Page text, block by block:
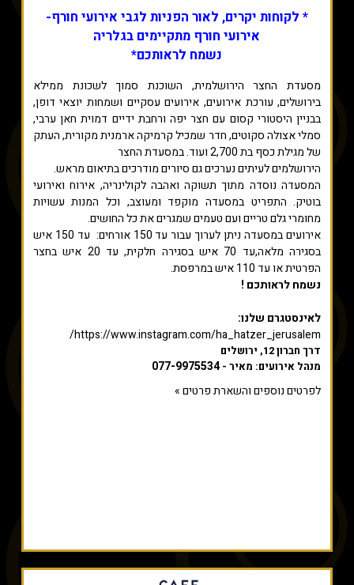
* לקוחות יקרים, לאור הפניות לגבי אירועי חורף-
אירועי חורף מתקיימים בגלריה
נשמח לראותכם*
מסעדת החצר הירושלמית, השוכנת סמוך לשכונת ממילא
בירושלים, עורכת אירועים, אירועים עסקיים ושמחות יוצאי דופן,
בבניין היסטורי קסום עם חצר יפה ורחבת ידיים דמוית חאן ערבי,
סמלי אצולה סקוטים, חדר שמכיל קרמיקה ארמנית מקורית, העתק
של מגילת כסף בת 2,700 ועוד. במסעדת החצר
הירושלמים לעיתים נערכים גם סיורים מודרכים בתיאום מראש.
המסעדה נוסדה מתוך תשוקה ואהבה לקולינריה, אירוח ואירועי
בוטיק. התפריט במסעדה מוקפד ומעוצב, וכל המנות עשויות
מחומרי גלם טריים ועם טעמים שמגרים את כל החושים.
אירועים במסעדה ניתן לערוך עבור עד 150 אורחים: עד 150 איש
בסגירה מלאה,עד 70 איש בסגירה חלקית, עד 20 איש בחצר
הפרטית או עד 110 איש במרפסת.
נשמח לראותכם !
לאינסטגרם שלנו:
https://www.instagram.com/ha_hatzer_jerusalem/
דרך חברון 12, ירושלים
מנהל אירועים: מאיר -077-9975534
לפרטים נוספים והשארת פרטים »